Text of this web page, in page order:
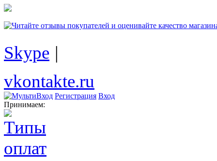
Skype |
vkontakte.ru
Регистрация Вход
Принимаем: